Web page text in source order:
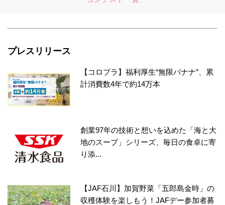
プレスリリース
【コロプラ】福利厚生“無限バナナ”、累
計消費数4年で約14万本
創業97年の技術と想いを込めた「海と大
地のスープ」シリーズ、毎日の食卓に寄
り添...
【JAF石川】加賀野菜「五郎島金時」の
収穫体験を楽しもう！JAFデー参加者募